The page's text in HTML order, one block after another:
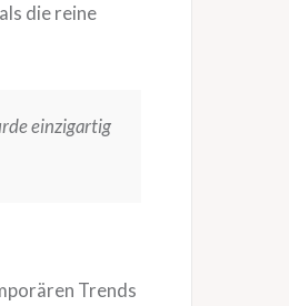
die reine
einzigartig
Trends